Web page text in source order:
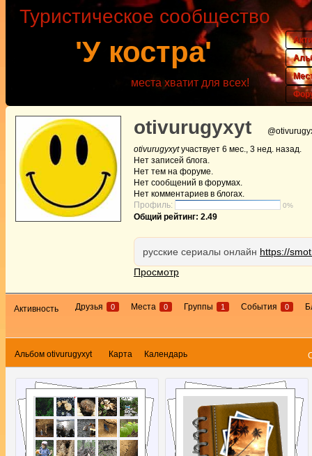
'У костра'
Туристическое сообщество
места хватит для всех!
otivurugyxyt
otivurugyxytучаствует 6 мес., 3 нед. назад.
Нет записей блога.
Нет тем на форуме.
Нет сообщений в форумах.
Нет комментариев в блогах.
Профиль:
0%
Общий рейтинг: 2.49
русские сериалы онлайн https://
Просмотр
Активность Друзья 0 Места 0 Группы 1 События 0
Альбом otivurugyxyt Карта Календарь